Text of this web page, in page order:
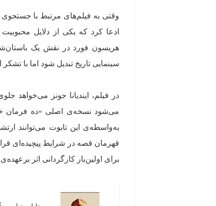
وقتی به فیلم‌های مرتبط با
ادعا کرد که یکی از دلایل
هریسون فورد در نقش یک
سینمایی تاریخ تبدیل شود اما با
در فیلم، ایندیانا جونز می‌خواهد
می‌شود نسخه‌ی اصلی «ده فرمان خدا
به‌واسطه‌ی این تابوت می‌توانند
قهرمان قصه در شرایط پیچیده‌ای
برای اولین‌بار کارگردانی اثر